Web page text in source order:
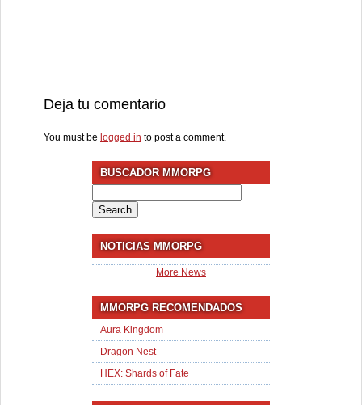
Deja tu comentario
You must be logged in to post a comment.
BUSCADOR MMORPG
for:
NOTICIAS MMORPG
More News
MMORPG RECOMENDADOS
Aura Kingdom
Dragon Nest
HEX: Shards of Fate